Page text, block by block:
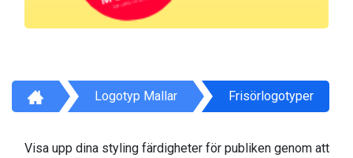
Logotyp Mallar Frisörlogotyper
Visa upp dina styling färdigheter för publiken genom att